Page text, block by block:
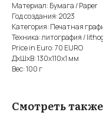
Материал: Бумага / Paper
Год создания: 2023
Категория: Печатная
Техника: литография /
Price in Euro: 70 EURO
ДxШxВ: 130x110x1 мм
Вес: 100 г
Смотреть также